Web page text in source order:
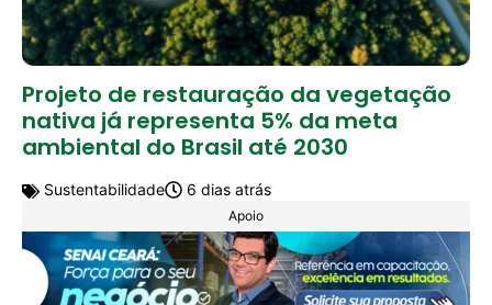
Projeto de restauração da vegetação
nativa já representa 5% da meta
ambiental do Brasil até 2030
Sustentabilidade 6 dias atrás
Apoio